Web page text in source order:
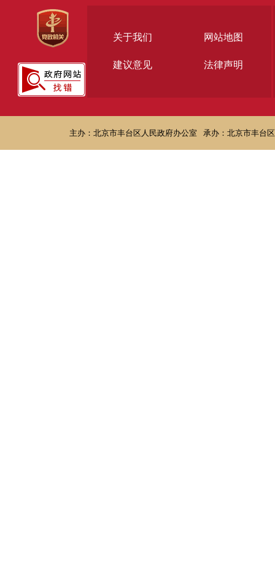
关于我们 网站地图
建议意见 法律声明
主办：北京市丰台区人民政府办公室 承办：北京市丰台